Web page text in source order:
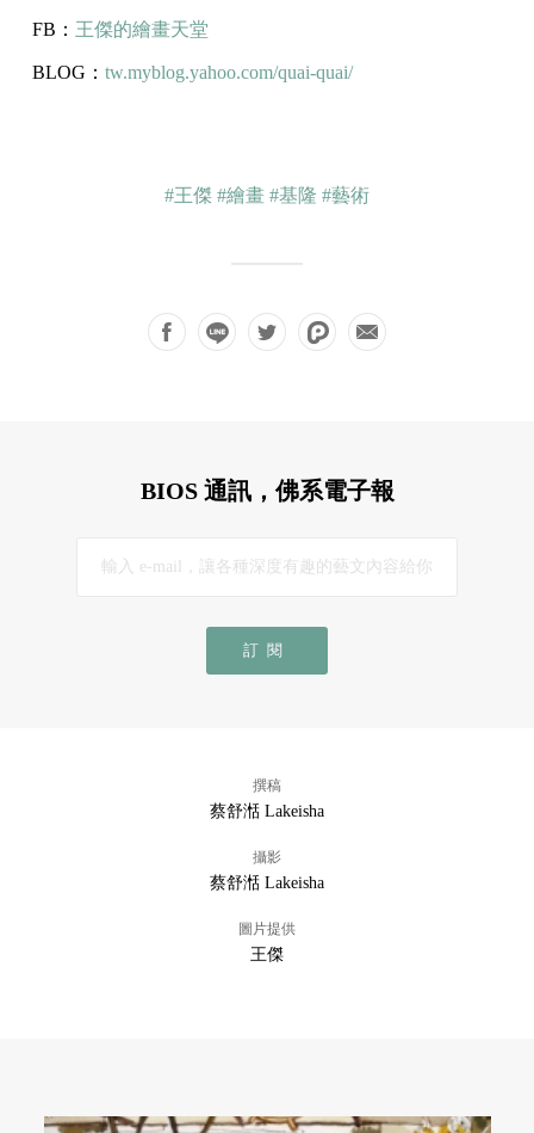
FB： 王傑的繪畫天堂
BLOG： tw.myblog.yahoo.com/quai-quai/
#王傑 #繪畫 #基隆 #藝術
BIOS 通訊，佛系電子報
訂閱
撰稿
蔡舒湉 Lakeisha
攝影
蔡舒湉 Lakeisha
圖片提供
王傑